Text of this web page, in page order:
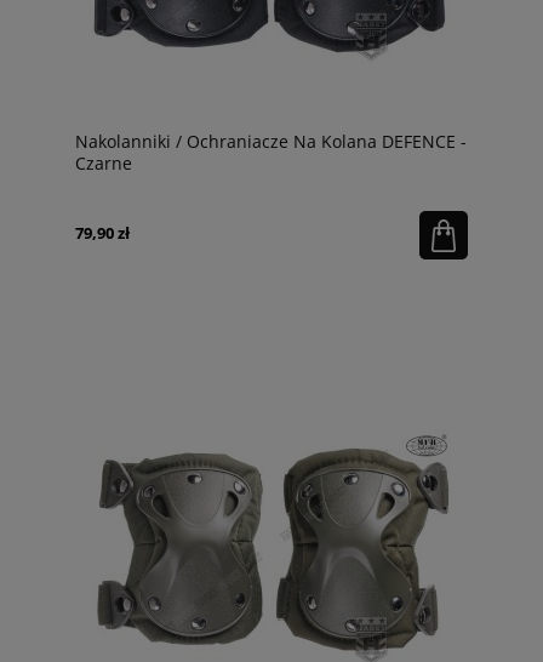
Nakolanniki / Ochraniacze Na Kolana DEFENCE -
Czarne
79,90 zł